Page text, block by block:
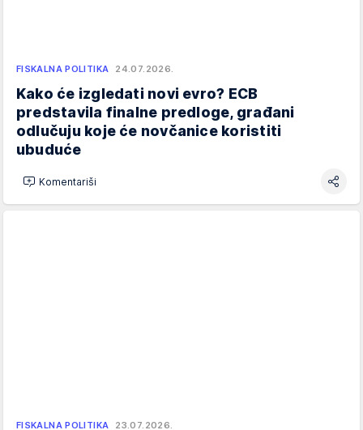
FISKALNA POLITIKA 24.07.2026.
Kako će izgledati novi evro? ECB
predstavila finalne predloge, građani
odlučuju koje će novčanice koristiti
ubuduće
Komentariši
FISKALNA POLITIKA 23.07.2026.